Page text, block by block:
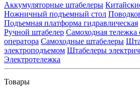
Аккумуляторные штабелеры
Ножничный подъемный стол
Подъемная платформа гидравлическая
Ручной штабелер Самоходная
оператора Самоходные штабелеры
электроподъемом Штабелеры
Электротележка
Товары